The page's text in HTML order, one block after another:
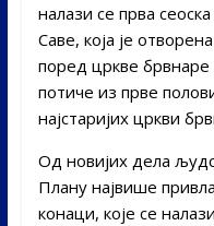
налази се прва
Саве, која је
поред цркве брвнаре
потиче из прве
најстаријих цркви
Од новијих дела
Плану највише
конаци, које се